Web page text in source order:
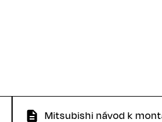
Mitsubishi návod k